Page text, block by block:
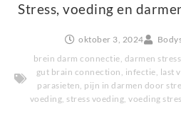
Stress, voeding en
oktober 3, 2024
brein darm connectie, darmen stress
gut brain connection , infectie, last
parasieten, pijn in darmen door
voeding,stress voeding,voeding